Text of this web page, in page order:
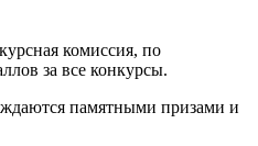
комиссия, по
за все конкурсы.
памятными призами и